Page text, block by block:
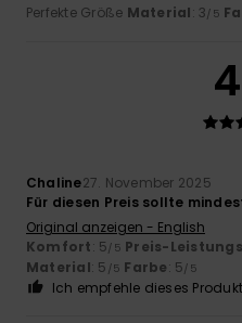
Perfekte Größe Material: 3/5
4
Chaline27. November 2025
Für diesen Preis sollte
Original anzeigen - English
Komfort: 5/5 Preis-
Material: 5 /5 Farbe: 5/5
Ich empfehle dieses Produkt